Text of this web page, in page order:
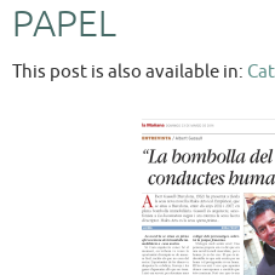
PAPEL
This post is also available in: